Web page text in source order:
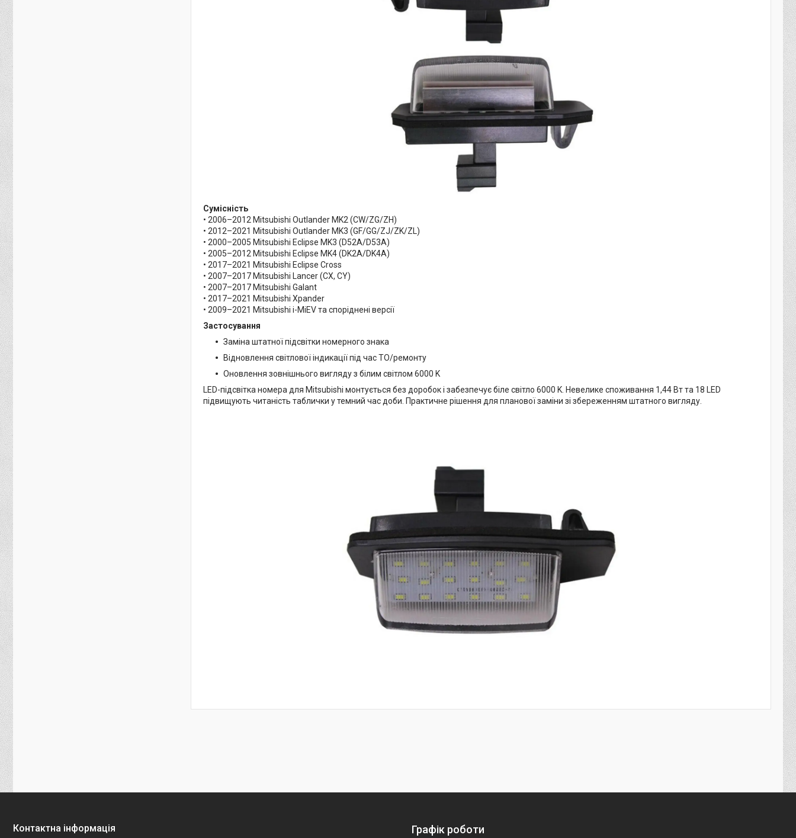
Сумісність
• 2006–2012 Mitsubishi Outlander MK2 (CW/ZG/ZH)
• 2012–2021 Mitsubishi Outlander MK3 (GF/GG/ZJ/ZK/ZL)
• 2000–2005 Mitsubishi Eclipse MK3 (D52A/D53A)
• 2005–2012 Mitsubishi Eclipse MK4 (DK2A/DK4A)
• 2017–2021 Mitsubishi Eclipse Cross
• 2007–2017 Mitsubishi Lancer (CX, CY)
• 2007–2017 Mitsubishi Galant
• 2017–2021 Mitsubishi Xpander
• 2009–2021 Mitsubishi i-MiEV та споріднені версії
Застосування
Заміна штатної підсвітки номерного знака
Відновлення світлової індикації під час ТО/ремонту
Оновлення зовнішнього вигляду з білим світлом 6000 K
LED-підсвітка номера для Mitsubishi монтується без доробок і забезпечує біле світло 6000 K. Невелике споживання 1,44 Вт та 18 LED
підвищують читаність таблички у темний час доби. Практичне рішення для планової заміни зі збереженням штатного вигляду.
Графік роботи